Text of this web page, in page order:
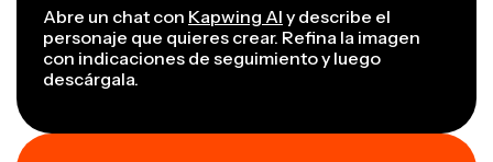
Abre un chat con Kapwing AI y describe el
personaje que quieres crear. Refina la imagen
con indicaciones de seguimiento y luego
descárgala.